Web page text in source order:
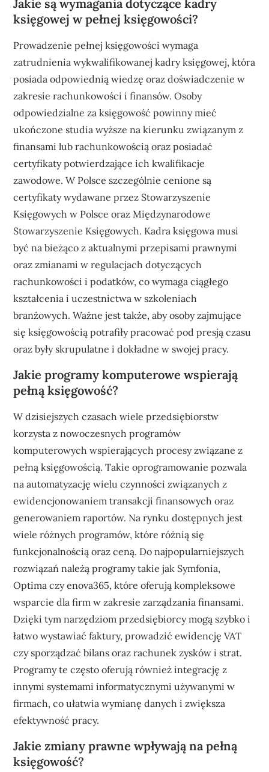
Jakie są wymagania dotyczące kadry
księgowej w pełnej księgowości?
Prowadzenie pełnej księgowości wymaga
zatrudnienia wykwalifikowanej kadry księgowej, która
posiada odpowiednią wiedzę oraz doświadczenie w
zakresie rachunkowości i finansów. Osoby
odpowiedzialne za księgowość powinny mieć
ukończone studia wyższe na kierunku związanym z
finansami lub rachunkowością oraz posiadać
certyfikaty potwierdzające ich kwalifikacje
zawodowe. W Polsce szczególnie cenione są
certyfikaty wydawane przez Stowarzyszenie
Księgowych w Polsce oraz Międzynarodowe
Stowarzyszenie Księgowych. Kadra księgowa musi
być na bieżąco z aktualnymi przepisami prawnymi
oraz zmianami w regulacjach dotyczących
rachunkowości i podatków, co wymaga ciągłego
kształcenia i uczestnictwa w szkoleniach
branżowych. Ważne jest także, aby osoby zajmujące
się księgowością potrafiły pracować pod presją czasu
oraz były skrupulatne i dokładne w swojej pracy.
Jakie programy komputerowe wspierają
pełną księgowość?
W dzisiejszych czasach wiele przedsiębiorstw
korzysta z nowoczesnych programów
komputerowych wspierających procesy związane z
pełną księgowością. Takie oprogramowanie pozwala
na automatyzację wielu czynności związanych z
ewidencjonowaniem transakcji finansowych oraz
generowaniem raportów. Na rynku dostępnych jest
wiele różnych programów, które różnią się
funkcjonalnością oraz ceną. Do najpopularniejszych
rozwiązań należą programy takie jak Symfonia,
Optima czy enova365, które oferują kompleksowe
wsparcie dla firm w zakresie zarządzania finansami.
Dzięki tym narzędziom przedsiębiorcy mogą szybko i
łatwo wystawiać faktury, prowadzić ewidencję VAT
czy sporządzać bilans oraz rachunek zysków i strat.
Programy te często oferują również integrację z
innymi systemami informatycznymi używanymi w
firmach, co ułatwia wymianę danych i zwiększa
efektywność pracy.
Jakie zmiany prawne wpływają na pełną
księgowość?